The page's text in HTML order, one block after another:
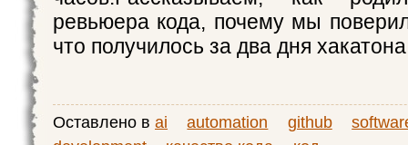
ревьюера кода, почему мы
что получилось за два дня
Оставлено в ai automation github